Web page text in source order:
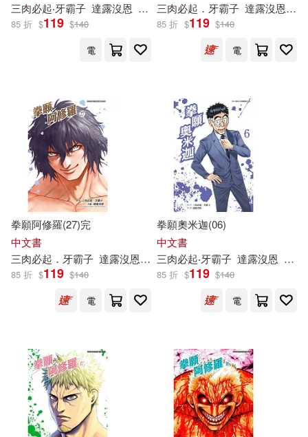
三肉必起‧牙霸子 達露沒恩 yoshiki
85 折 $119 $140
電
三肉必起 ． 牙霸子 達露沒恩 砂
85 折 $119 $140
電
拳願阿修羅(27)完
中文書
三肉必起 ． 牙霸子 達露沒恩 沙輪忍
85 折 $119 $140
電
拳願奧米迦(06)
中文書
三肉必起‧牙霸子 達露沒恩
85 折 $119 $140
電